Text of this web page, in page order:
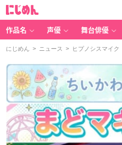
作品名 声優 舞台俳優
にじめん > ニュース > ヒプノシスマイク